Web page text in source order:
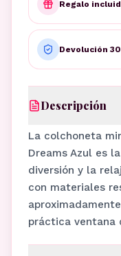
Regalo
Devolución
Descripción
La colchoneta
Dreams Azul es
diversión y la
con materiales
práctica ventana